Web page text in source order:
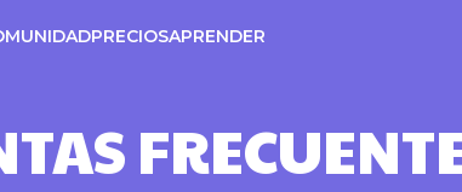
PRECIOSAPRENDER